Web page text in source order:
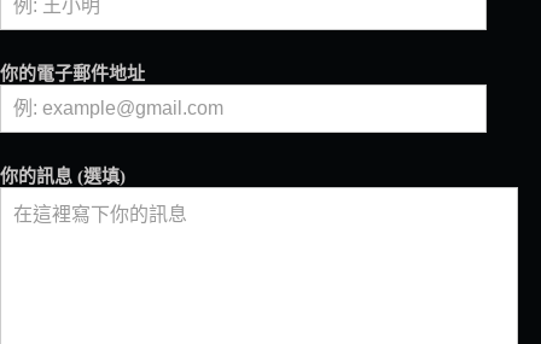
你的電子郵件地址
你的訊息 (選填)